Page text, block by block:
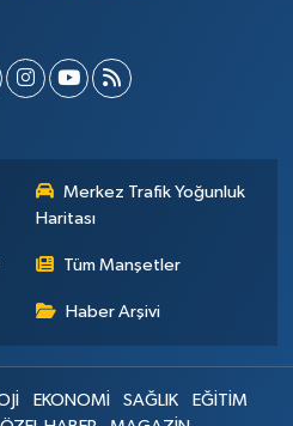
Merkez Trafik Yoğunluk
Haritası
Tüm Manşetler
Haber Arşivi
EKONOMİ SAĞLIK
EĞİTİM